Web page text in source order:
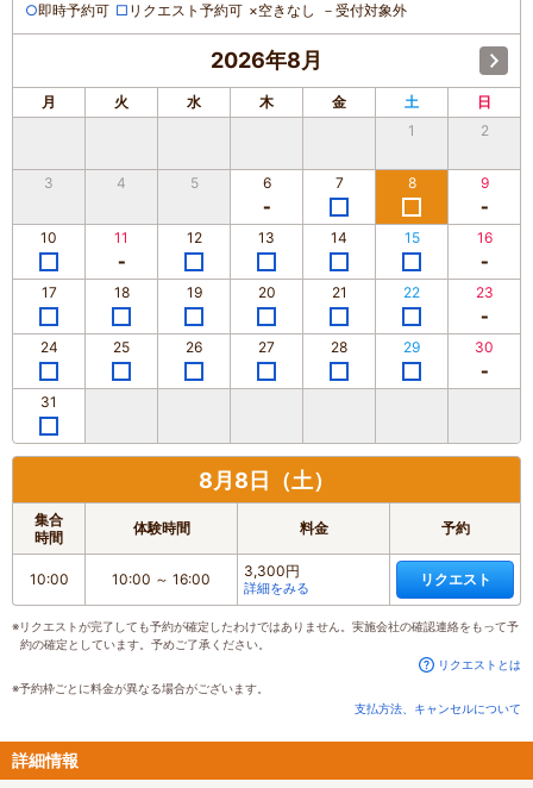
○即時予約可 □ リクエスト予約可 ×空きなし － 受付対象外
2026年8月
月 火 水 木 金 土
日
1
2
3 4 5 6 7 8 9
10 11 12 13 14 15 16
17 18 19 20 21 22 23
24 25 26 27 28 29 30
31
8月8日（土）
集合
時間
体験時間 料金 予約
10:00 10:00 ～ 16:00 3,300円
詳細をみる リクエスト
※リクエストが完了しても予約が確定したわけではありません。実施会社の確認連絡をもって予
約の確定としています。予めご了承ください。
リクエストとは
※予約枠ごとに料金が異なる場合がございます。
支払方法、キャンセルについて
詳細情報